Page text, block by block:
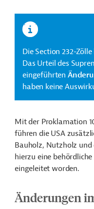
Die Section 232-
Das Urteil des
eingeführten
haben keine
Mit der Proklamation
führen die USA
Bauholz, Nutzholz
hierzu eine
eingeleitet worden.
Änderungen